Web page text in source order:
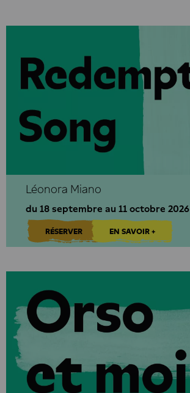
Léonora Miano
du 18 septembre au 11 octobre 2026
RÉSERVER EN SAVOIR +